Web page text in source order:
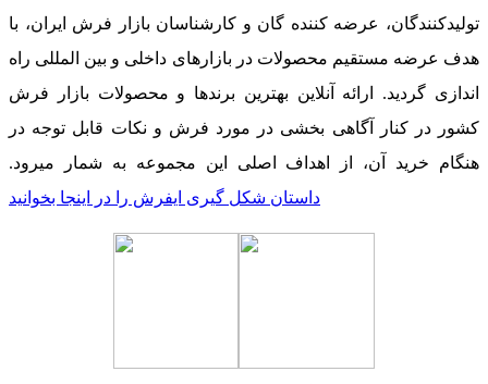
تولیدکنندگان، عرضه کننده گان و کارشناسان بازار فرش ایران، با
هدف عرضه مستقیم محصولات در بازارهای داخلی و بین المللی راه
اندازی گردید. ارائه آنلاین بهترین برندها و محصولات بازار فرش
کشور در کنار آگاهی بخشی در مورد فرش و نکات قابل توجه در
هنگام خرید آن، از اهداف اصلی این مجموعه به شمار میرود.
داستان شکل گیری ایفرش را در اینجا بخوانید